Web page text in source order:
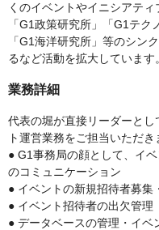
くのイベントやイニシアティ
「G1政策研究所」「G1テク
「G1海洋研究所」等のシン
るなど活動を拡大しています。
業務詳細
代表の堀が直接リーダーと
ト運営業務をご担当いただき
● G1事務局の顔として、イ
のコミュニケーション
● イベントの新規招待者募集
● イベント招待者の出欠管理
● データベースの管理・イベ